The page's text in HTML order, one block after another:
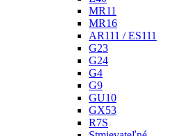
MR11
MR16
AR111 / ES111
G23
G24
G4
G9
GU10
GX53
R7S